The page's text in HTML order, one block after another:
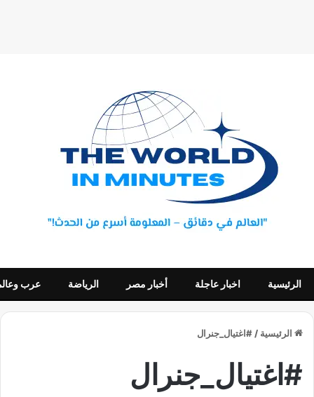
الرئيسية اخبار عاجلة أخبار مصر الرياضة عرب
الرئيسية / #اغتيال_جنرال
#اغتيال_جنرال